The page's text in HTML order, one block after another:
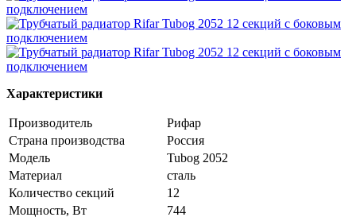
Характеристики
Производитель
Рифар
Страна производства
Россия
Модель
Tubog 2052
Материал
сталь
Количество секций
12
Мощность, Вт
744